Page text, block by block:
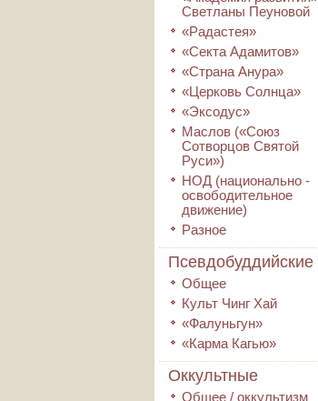
Светланы Пеуновой
«Радастея»
«Секта Адамитов»
«Страна Анура»
«Церковь Солнца»
«Эксодус»
Маслов («Союз
Сотворцов Святой
Руси»)
НОД (национально -
освободительное
движение)
Разное
Псевдобуддийские
Общее
Культ Чинг Хай
«Фалуньгун»
«Карма Кагью»
Оккультные
Общее / оккультизм